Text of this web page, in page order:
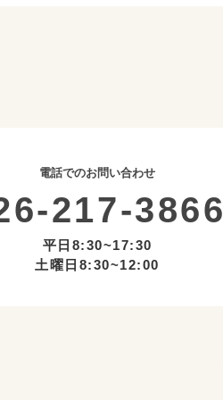
電話でのお問い合わせ
217-3866
平日8:30~17:30
土曜日8:30~12:00